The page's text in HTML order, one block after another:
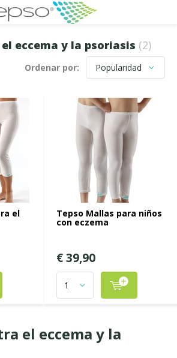
eccema y la psoriasis (2)
Ordenar por:
el Tepso Mallas para niños
con eczema
€ 39,90
el eccema y la